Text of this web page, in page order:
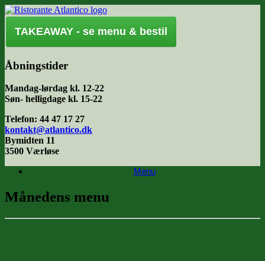
Gå
til
indhold
TAKEAWAY - se menu & bestil
Åbningstider
Mandag-lørdag kl. 12-22
Søn- helligdage kl. 15-22
Telefon: 44 47 17 27
kontakt@atlantico.dk
Bymidten 11
3500 Værløse
Menu
Månedens menu